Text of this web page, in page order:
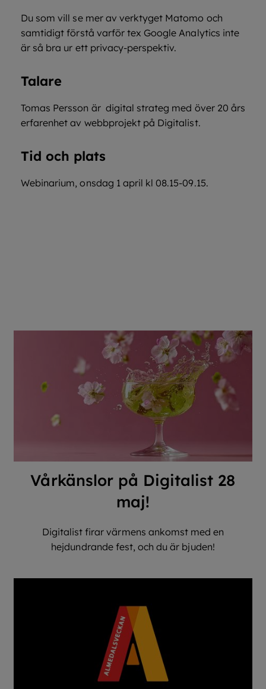
Du som vill se mer av verktyget Matomo och
samtidigt förstå varför tex Google Analytics inte
är så bra ur ett privacy-perspektiv.
Talare
Tomas Persson är digital strateg med över 20 års
erfarenhet av webbprojekt på Digitalist.
Tid och plats
Webinarium, onsdag 1 april kl 08.15-09.15.
Vårkänslor på Digitalist 28
maj!
Digitalist firar värmens ankomst med en
hejdundrande fest, och du är bjuden!